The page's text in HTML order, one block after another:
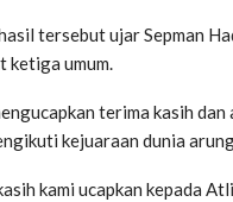
tersebut ujar Sepman
ketiga umum.
terima kasih
kejuaraan dunia
kami ucapkan kepada